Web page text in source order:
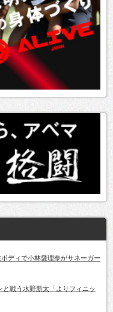
ディで小林愛理奈がサネーガー
と戦う水野新太「よりフィニッ